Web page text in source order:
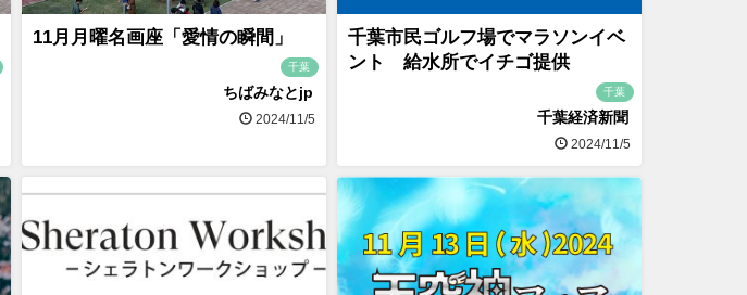
11月月曜名画座「愛情の瞬間」
千葉
ちばみなとjp
2024/11/5
千葉市民ゴルフ場でマラソンイベ
ント 給水所でイチゴ提供
千葉
千葉経済新聞
2024/11/5